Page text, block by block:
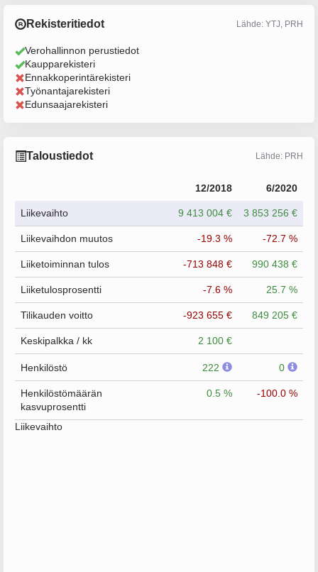
Rekisteritiedot Lähde: YTJ, PRH
Verohallinnon perustiedot
Kaupparekisteri
Ennakkoperintärekisteri
Työnantajarekisteri
Edunsaajarekisteri
Taloustiedot Lähde: PRH
12/2018 6/2020
Liikevaihto 9 413 004 € 3 853 256 €
Liikevaihdon muutos -19.3 % -72.7 %
Liiketoiminnan tulos -713 848 € 990 438 €
Liiketulosprosentti -7.6 % 25.7 %
Tilikauden voitto -923 655 € 849 205 €
Keskipalkka / kk 2 100 €
Henkilöstö 222 0
Henkilöstömäärän
kasvuprosentti
0.5 % -100.0 %
Liikevaihto